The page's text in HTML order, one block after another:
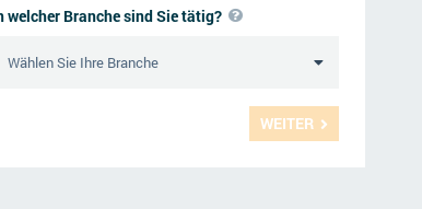
WEITER
welcher Branche sind Sie tätig?